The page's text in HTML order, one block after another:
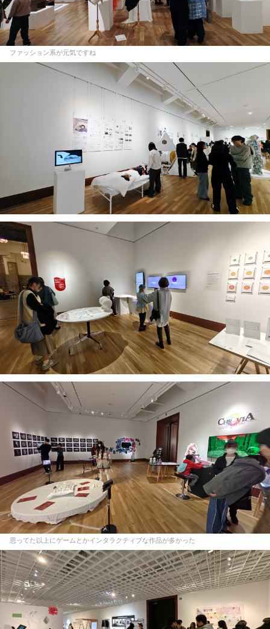
ファッション系が元気ですね
思ってた以上にゲームとかインタラクティブな作品が多かった